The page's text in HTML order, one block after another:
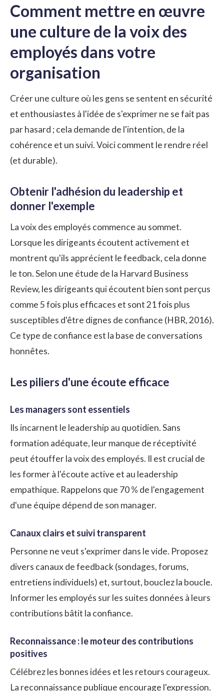
Comment mettre en œuvre
une culture de la voix des
employés dans votre
organisation
Créer une culture où les gens se sentent en sécurité
et enthousiastes à l'idée de s'exprimer ne se fait pas
par hasard ; cela demande de l'intention, de la
cohérence et un suivi. Voici comment le rendre réel
(et durable).
Obtenir l'adhésion du leadership et
donner l'exemple
La voix des employés commence au sommet.
Lorsque les dirigeants écoutent activement et
montrent qu'ils apprécient le feedback, cela donne
le ton. Selon une étude de la Harvard Business
Review, les dirigeants qui écoutent bien sont perçus
comme 5 fois plus efficaces et sont 21 fois plus
susceptibles d'être dignes de confiance (HBR, 2016).
Ce type de confiance est la base de conversations
honnêtes.
Les piliers d'une écoute efficace
Les managers sont essentiels
Ils incarnent le leadership au quotidien. Sans
formation adéquate, leur manque de réceptivité
peut étouffer la voix des employés. Il est crucial de
les former à l'écoute active et au leadership
empathique. Rappelons que 70 % de l'engagement
d'une équipe dépend de son manager.
Canaux clairs et suivi transparent
Personne ne veut s'exprimer dans le vide. Proposez
divers canaux de feedback (sondages, forums,
entretiens individuels) et, surtout, bouclez la boucle.
Informer les employés sur les suites données à leurs
contributions bâtit la confiance.
Reconnaissance : le moteur des contributions
positives
Célébrez les bonnes idées et les retours courageux.
La reconnaissance publique encourage l'expression.